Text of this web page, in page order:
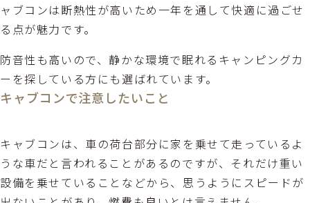
ャブコンは断熱性が高いため一年を通して快適に過ごせ
る点が魅力です。
防音性も高いので、静かな環境で眠れるキャンピングカ
ーを探している方にも選ばれています。
キャブコンで注意したいこと
キャブコンは、車の荷台部分に家を乗せて走っているよ
うな車だと言われることがあるのですが、それだけ重い
設備を乗せていることなどから、思うようにスピードが